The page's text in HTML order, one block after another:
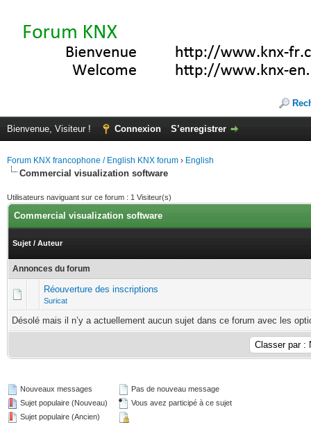
Bienvenue, Visiteur ! Connexion S’enregistrer
Forum KNX francophone / English KNX forum › English
Commercial visualization software
Utilisateurs naviguant sur ce forum : 1 Visiteur(s)
Commercial visualization software
Sujet / Auteur
Annonces du forum
Réouverture des inscriptions
Suricat
Désolé mais il n’y a actuellement aucun sujet dans ce forum avec les
Nouveaux messages
Sujet populaire (Nouveau)
Sujet populaire (Ancien)
Pas de nouveau message
Vous avez participé à ce sujet